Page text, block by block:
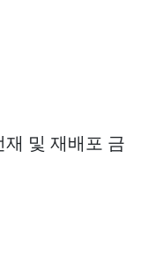
및 재배포 금